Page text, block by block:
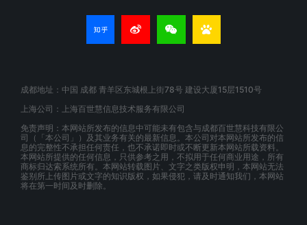
成都地址：中国 成都 青羊区东城根上街78号 建设大厦15层1510号
上海公司：上海百世慧信息技术服务有限公司
免责声明：本网站所发布的信息中可能未有包含与成都百世慧科技有限公
司（「本公司」）及其业务有关的最新信息。本公司对本网站所发布的信
息的完整性不承担任何责任，也不承诺即时或不断更新本网站所载资料。
本网站所提供的任何信息，只供参考之用，不拟用于任何商业用途，所有
商标归达索系统所有。本网站转载图片、文字之类版权申明，本网站无法
鉴别所上传图片或文字的知识版权，如果侵犯，请及时通知我们，本网站
将在第一时间及时删除。